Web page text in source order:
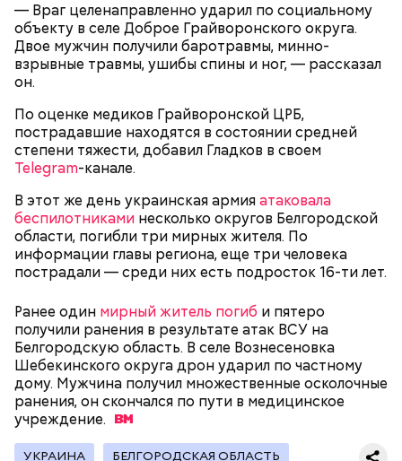
— Враг целенаправленно ударил по социальному
объекту в селе Доброе Грайворонского округа.
Двое мужчин получили баротравмы, минно-
взрывные травмы, ушибы спины и ног, — рассказал
он.
По оценке медиков Грайворонской ЦРБ,
пострадавшие находятся в состоянии средней
степени тяжести, добавил Гладков в своем
Telegram-канале.
В этот же день украинская армияатаковала
беспилотниками несколько округов Белгородской
области, погибли три мирных жителя. По
информации главы региона, еще три человека
пострадали — среди них есть подросток 16-ти лет.
Ранее один мирный житель погиб и пятеро
получили ранения в результате атак ВСУ на
Белгородскую область. В селе Вознесеновка
Шебекинского округа дрон ударил по частному
дому. Мужчина получил множественные осколочные
ранения, он скончался по пути в медицинское
учреждение.
УКРАИНА БЕЛГОРОДСКАЯ ОБЛАСТЬ
— Гасанов, являясь индивидуальным
предпринимателем, осуществлял
предпринимательскую деятельность в области
продажи и размещения рекламы в социальных
сетях. С целью сокрытия своих доходов часть
Родственники обналичивали деньги и возвращали
их Гасанову. А чтобы пользоваться деньгами и не
вызвать подозрений у налоговой, Гасанов либо
распределял их между еще несколькими счетами,
либопокупал на них квартиры.
Следующим подопытным стал друг детства
Миссюры Константин. 3 февраля того же года,
когда молодые люди ехали вместе в машине,
подозреваемый угостил приятеля морсом с
этиленгликолем. Через два дня Константин умер в
больнице.
— Мы съездили за витаминами, вернулись обратно,
поднялись домой. У него ухудшилось самочувствие
через сутки... Его увезли в больницу,
реанимировали, и там он скончался, — рассказывал
Миссюра на допросе.